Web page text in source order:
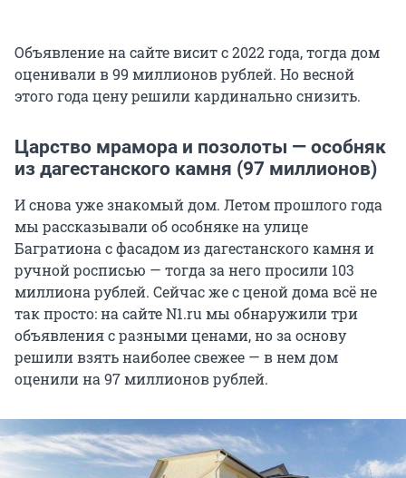
Объявление на сайте висит с 2022 года, тогда дом
оценивали в 99 миллионов рублей. Но весной
этого года цену решили кардинально снизить.
Царство мрамора и позолоты — особняк
из дагестанского камня (97 миллионов)
И снова уже знакомый дом. Летом прошлого года
мы рассказывали об особняке на улице
Багратиона с фасадом из дагестанского камня и
ручной росписью — тогда за него просили 103
миллиона рублей. Сейчас же с ценой дома всё не
так просто: на сайте N1.ru мы обнаружили три
объявления с разными ценами, но за основу
решили взять наиболее свежее — в нем дом
оценили на 97 миллионов рублей.